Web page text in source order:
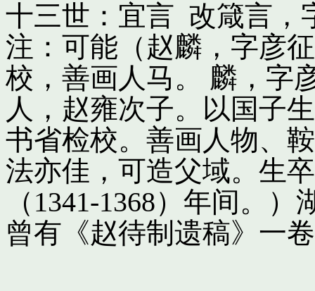
十三世：宜言 改箴言，
注：可能（赵麟，字彦
校，善画人马。 麟，字
人，赵雍次子。以国子
书省检校。善画人物、
法亦佳，可造父域。生
（1341-1368）年间。
曾有《赵待制遗稿》一